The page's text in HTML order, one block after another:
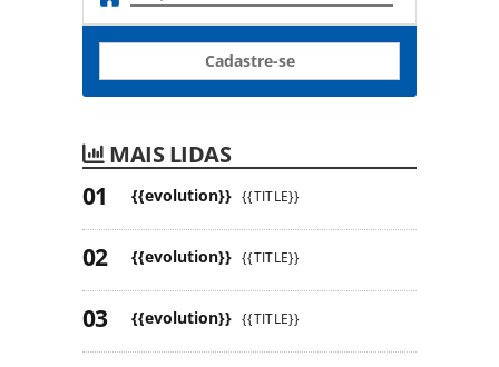
Cadastre-se
MAIS LIDAS
{{evolution}} {{TITLE}}
{{evolution}} {{TITLE}}
{{evolution}} {{TITLE}}